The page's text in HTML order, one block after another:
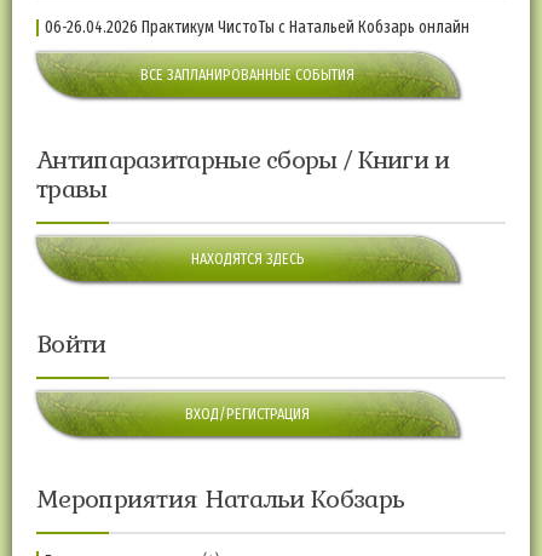
06-26.04.2026 Практикум ЧистоТы с Натальей Кобзарь онлайн
ВСЕ ЗАПЛАНИРОВАННЫЕ СОБЫТИЯ
Антипаразитарные сборы / Книги и
травы
НАХОДЯТСЯ ЗДЕСЬ
Войти
ВХОД/РЕГИСТРАЦИЯ
Мероприятия Натальи Кобзарь